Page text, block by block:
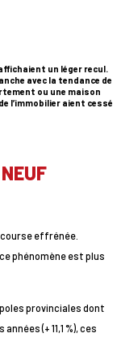
un léger recul.
avec la tendance de
ou une maison
l’immobilier aient cessé
effrénée.
phénomène est plus
provinciales dont
(+ 11,1 %), ces